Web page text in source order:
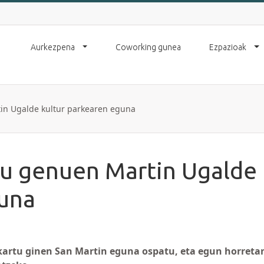
Aurkezpena Coworking gunea Ezpazioak
Ugalde kultur parkearen eguna
genuen Martin Ugalde
ginen San Martin eguna ospatu, eta egun